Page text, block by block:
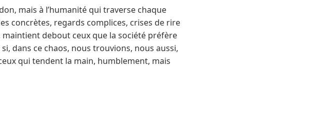
mais à l’humanité qui traverse chaque
concrètes, regards complices, crises de rire
debout ceux que la société préfère
dans ce chaos, nous trouvions, nous aussi,
qui tendent la main, humblement, mais